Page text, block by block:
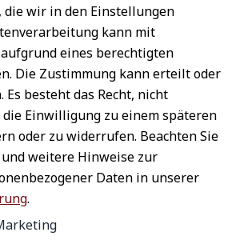
wir in den Einstellungen
kann mit
eines berechtigten
Die Zustimmung kann erteilt oder
besteht das Recht, nicht
Einwilligung zu einem späteren
oder zu widerrufen. Beachten Sie
und weitere Hinweise zur
Daten in unserer
.
&
Sichere
Zahlungsar
ten
Schneller
Versand